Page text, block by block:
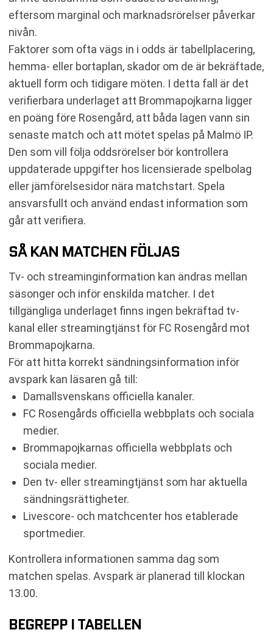
eftersom marginal och marknadsrörelser påverkar
nivån.
Faktorer som ofta vägs in i odds är tabellplacering,
hemma- eller bortaplan, skador om de är bekräftade,
aktuell form och tidigare möten. I detta fall är det
verifierbara underlaget att Brommapojkarna ligger
en poäng före Rosengård, att båda lagen vann sin
senaste match och att mötet spelas på Malmö IP.
Den som vill följa oddsrörelser bör kontrollera
uppdaterade uppgifter hos licensierade spelbolag
eller jämförelsesidor nära matchstart. Spela
ansvarsfullt och använd endast information som
går att verifiera.
SÅ KAN MATCHEN FÖLJAS
Tv- och streaminginformation kan ändras mellan
säsonger och inför enskilda matcher. I det
tillgängliga underlaget finns ingen bekräftad tv-
kanal eller streamingtjänst för FC Rosengård mot
Brommapojkarna.
För att hitta korrekt sändningsinformation inför
avspark kan läsaren gå till:
Damallsvenskans officiella kanaler.
FC Rosengårds officiella webbplats och sociala
medier.
Brommapojkarnas officiella webbplats och
sociala medier.
Den tv- eller streamingtjänst som har aktuella
sändningsrättigheter.
Livescore- och matchcenter hos etablerade
sportmedier.
Kontrollera informationen samma dag som
matchen spelas. Avspark är planerad till klockan
13.00.
BEGREPP I TABELLEN